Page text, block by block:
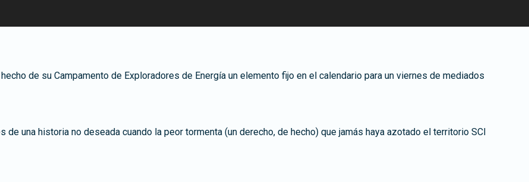
de su Campamento de Exploradores de Energía un elemento fijo en el calendario para un viernes de mediados
una historia no deseada cuando la peor tormenta (un derecho, de hecho) que jamás haya azotado el territorio SCI